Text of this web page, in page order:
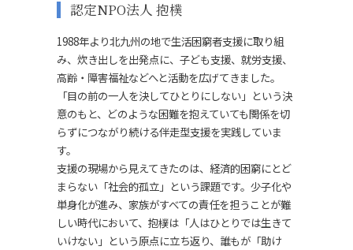
認定NPO法人 抱樸
1988年より北九州の地で生活困窮者支援に取り組
み、炊き出しを出発点に、子ども支援、就労支援、
高齢・障害福祉などへと活動を広げてきました。
「目の前の一人を決してひとりにしない」という決
意のもと、どのような困難を抱えていても関係を切
らずにつながり続ける伴走型支援を実践していま
す。
支援の現場から見えてきたのは、経済的困窮にとど
まらない「社会的孤立」という課題です。少子化や
単身化が進み、家族がすべての責任を担うことが難
しい時代において、抱樸は「人はひとりでは生きて
いけない」という原点に立ち返り、誰もが「助け